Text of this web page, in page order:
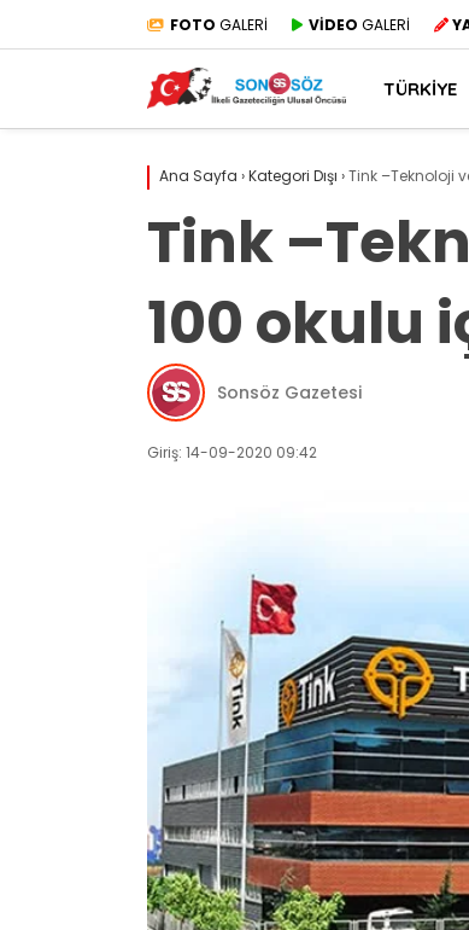
FOTO GALERİ VİDEO GALERİ
TÜRKİYE
Ana Sayfa ›Kategori Dışı ›Tink –Teknoloji
Tink
100 okulu
Sonsöz Gazetesi
Giriş: 14-09-2020 09:42